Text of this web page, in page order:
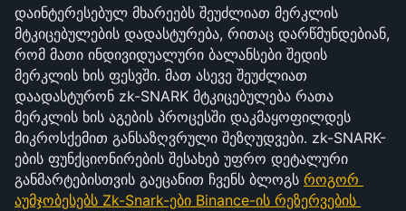
დაინტერესებულ მხარეებს შეუძლიათ მერკლის
მტკიცებულების დადასტურება, რითაც დარწმუნდებიან,
რომ მათი ინდივიდუალური ბალანსები შედის
მერკლის ხის ფესვში. მათ ასევე შეუძლიათ
დაადასტურონ zk-SNARK მტკიცებულება რათა
მერკლის ხის აგების პროცესში დაკმაყოფილდეს
მიკროსქემით განსაზღვრული შეზღუდვები. zk-SNARK-
ების ფუნქციონირების შესახებ უფრო დეტალური
განმარტებისთვის გაეცანით ჩვენს ბლოგს როგორ
აუმჯობესებს Zk-Snark-ები Binance-ის რეზერვების